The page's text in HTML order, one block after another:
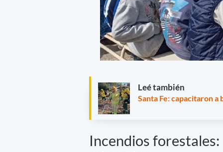
Leé también
Santa Fe: capacitaron
Incendios